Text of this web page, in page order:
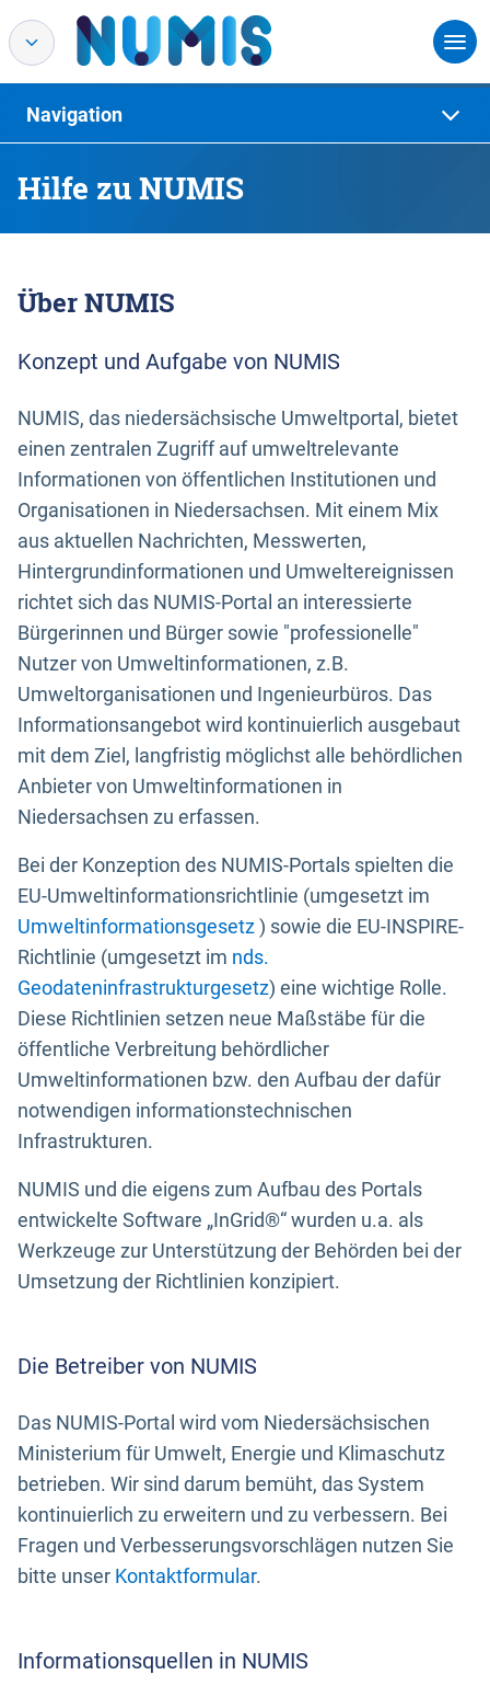
Hilfe zu NUMIS
Navigation
Über NUMIS
Konzept und Aufgabe von NUMIS
NUMIS, das niedersächsische Umweltportal, bietet
einen zentralen Zugriff auf umweltrelevante
Informationen von öffentlichen Institutionen und
Organisationen in Niedersachsen. Mit einem Mix
aus aktuellen Nachrichten, Messwerten,
Hintergrundinformationen und Umweltereignissen
richtet sich das NUMIS-Portal an interessierte
Bürgerinnen und Bürger sowie "professionelle"
Nutzer von Umweltinformationen, z.B.
Umweltorganisationen und Ingenieurbüros. Das
Informationsangebot wird kontinuierlich ausgebaut
mit dem Ziel, langfristig möglichst alle behördlichen
Anbieter von Umweltinformationen in
Niedersachsen zu erfassen.
Bei der Konzeption des NUMIS-Portals spielten die
EU-Umweltinformationsrichtlinie (umgesetzt im
Umweltinformationsgesetz) sowie die EU-INSPIRE-
Richtlinie (umgesetzt im nds.
Geodateninfrastrukturgesetz) eine wichtige Rolle.
Diese Richtlinien setzen neue Maßstäbe für die
öffentliche Verbreitung behördlicher
Umweltinformationen bzw. den Aufbau der dafür
notwendigen informationstechnischen
Infrastrukturen.
NUMIS und die eigens zum Aufbau des Portals
entwickelte Software „InGrid®“ wurden u.a. als
Werkzeuge zur Unterstützung der Behörden bei der
Umsetzung der Richtlinien konzipiert.
Die Betreiber von NUMIS
Das NUMIS-Portal wird vom Niedersächsischen
Ministerium für Umwelt, Energie und Klimaschutz
betrieben. Wir sind darum bemüht, das System
kontinuierlich zu erweitern und zu verbessern. Bei
Fragen und Verbesserungsvorschlägen nutzen Sie
bitte unser Kontaktformular.
Informationsquellen in NUMIS